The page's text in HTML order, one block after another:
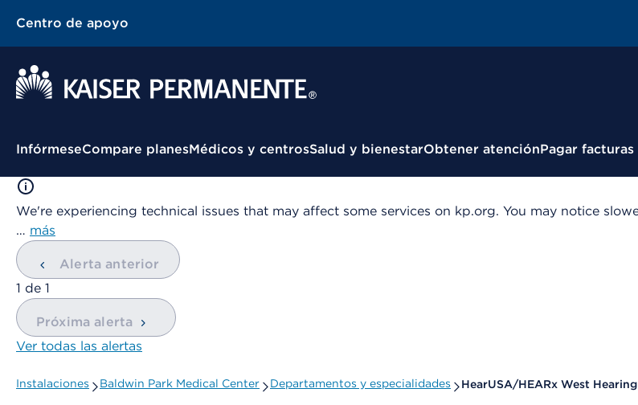
Centro de apoyo
Menú contextual
InfórmeseCompare planesMédicos y centrosSalud y bienestarObtener atenciónPagar facturas
We're experiencing technical issues that may affect some services on kp.org. You may notice
… más
Alerta anterior
mostrando
1 de 1
Próxima alerta
Ver todas las alertas
Instalaciones Baldwin Park Medical Center Departamentos y especialidades HearUSA/HEARx West